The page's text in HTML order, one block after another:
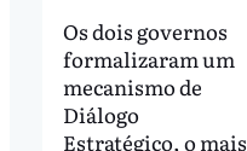
Os dois governos
formalizaram um
mecanismo de
Diálogo
Estratégico, o mais